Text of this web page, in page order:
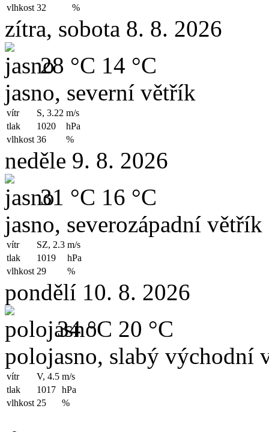
vlhkost 32 %
zítra, sobota 8. 8. 2026
28 °C 14 °C
jasno, severní větřík
vítr S, 3.22 m/s
tlak
1020
hPa
vlhkost 36 %
neděle 9. 8. 2026
31 °C 16 °C
jasno, severozápadní větřík
vítr SZ, 2.3 m/s
tlak
1019
hPa
vlhkost 29 %
pondělí 10. 8. 2026
34 °C 20 °C
polojasno, slabý východní
vítr V, 4.5 m/s
tlak
1017 hPa
vlhkost 25 %